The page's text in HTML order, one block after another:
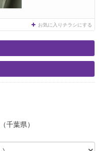
お気に入りチラシにする
（千葉県）